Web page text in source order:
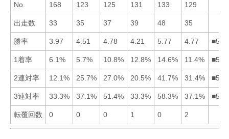
No. 168 123 125 131 133 129
出走数 33 35 37 39 48 35
勝率 3.97 4.51 4.78 4.21 5.77 4.77
1着率 6.1% 5.7% 10.8% 12.8% 14.6% 11.4%
2連対率 12.1% 25.7% 27.0% 20.5% 41.7% 31.4%
3連対率 33.3% 37.1% 51.4% 33.3% 58.3% 37.1%
転覆回数 0 0 0 1 0 2